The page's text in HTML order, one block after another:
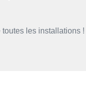
toutes les installations !